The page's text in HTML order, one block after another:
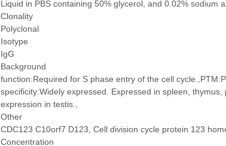
Liquid in PBS containing 50% glycerol, and 0.02% sodium
Clonality
Polyclonal
Isotype
IgG
Background
function:Required for S phase entry of the cell
specificity:Widely expressed. Expressed in spleen,
expression in testis.,
Other
CDC123 C10orf7 D123, Cell division cycle protein 123
Concentration